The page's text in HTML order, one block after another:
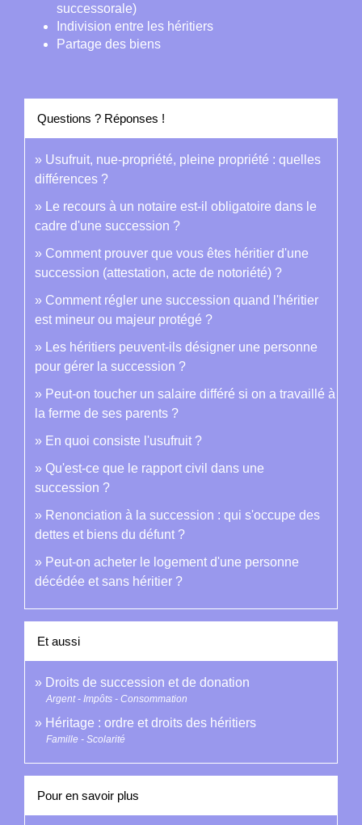
successorale)
Indivision entre les héritiers
Partage des biens
Questions ? Réponses !
Usufruit, nue-propriété, pleine propriété : quelles
différences ?
Le recours à un notaire est-il obligatoire dans le
cadre d'une succession ?
Comment prouver que vous êtes héritier d'une
succession (attestation, acte de notoriété) ?
Comment régler une succession quand l'héritier
est mineur ou majeur protégé ?
Les héritiers peuvent-ils désigner une personne
pour gérer la succession ?
Peut-on toucher un salaire différé si on a travaillé à
la ferme de ses parents ?
En quoi consiste l'usufruit ?
Qu'est-ce que le rapport civil dans une
succession ?
Renonciation à la succession : qui s'occupe des
dettes et biens du défunt ?
Peut-on acheter le logement d'une personne
décédée et sans héritier ?
Et aussi
Droits de succession et de donation
Argent - Impôts - Consommation
Héritage : ordre et droits des héritiers
Famille - Scolarité
Pour en savoir plus